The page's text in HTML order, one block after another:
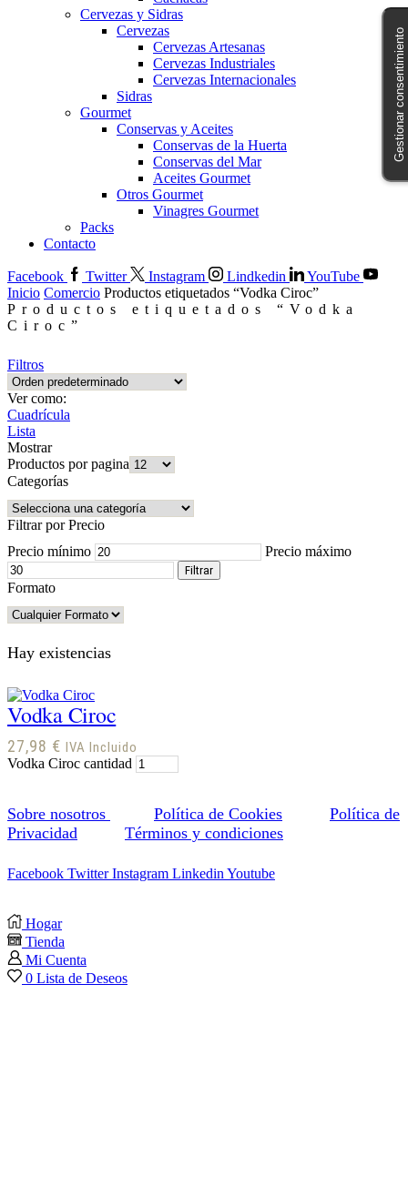
Cervezas y Sidras
Cervezas
Cervezas Artesanas
Cervezas Industriales
Cervezas Internacionales
Sidras
Gourmet
Conservas y Aceites
Conservas de la Huerta
Conservas del Mar
Aceites Gourmet
Otros Gourmet
Vinagres Gourmet
Packs
Contacto
Facebook Twitter Instagram Lindkedin
YouTube
Inicio Comercio Productos etiquetados “Vodka Ciroc”
Productos etiquetados “Vodka
Ciroc”
Filtros
Ver como:
Cuadrícula
Lista
Mostrar
Productos por pagina
Categorías
Filtrar por Precio
Precio mínimo
Precio máximo
Filtrar
Formato
Hay existencias
Vodka Ciroc
27,98 € IVA Incluido
Vodka Ciroc cantidad
Sobre nosotros Política de Cookies
Política de
Privacidad
Términos y condiciones
Facebook Twitter Instagram LinkedinYoutube
Hogar
Tienda
Mi Cuenta
0 Lista de Deseos
Gestionar consentimiento